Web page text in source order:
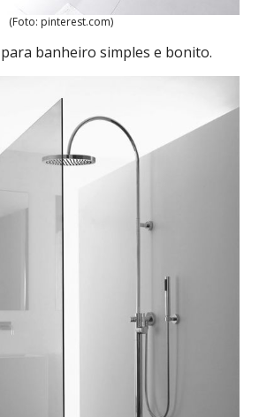
(Foto: pinterest.com)
banheiro simples e bonito.